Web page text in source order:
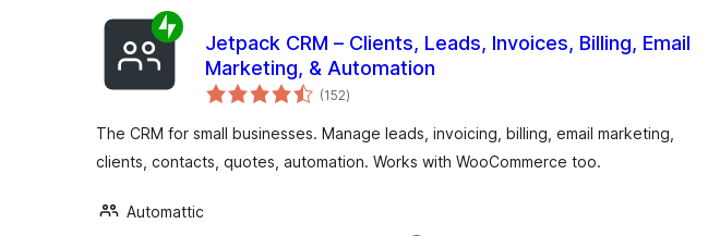
Jetpack CRM – Clients, Leads, Invoices, Billing, Email
Marketing, & Automation
(152કુલ
રેટિંગ્સ
)
The CRM for small businesses. Manage leads, invoicing, billing, email marketing,
clients, contacts, quotes, automation. Works with WooCommerce too.
Automattic